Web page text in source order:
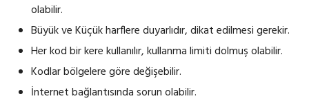
olabilir.
Büyük ve Küçük harflere duyarlıdır, dikat edilmesi gerekir.
Her kod bir kere kullanılır, kullanma limiti dolmuş olabilir.
Kodlar bölgelere göre değişebilir.
İnternet bağlantısında sorun olabilir.